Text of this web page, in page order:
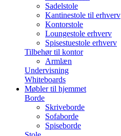
Sadelstole
Kantinestole til erhverv
Kontorstole
Loungestole erhverv
Spisestuestole erhverv
Tilbehør til kontor
Armlæn
Undervisning
Whiteboards
Møbler til hjemmet
Borde
Skriveborde
Sofaborde
Spiseborde